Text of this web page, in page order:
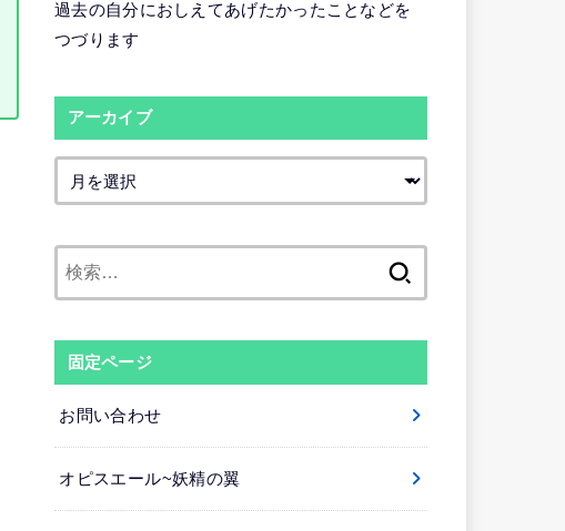
過去の自分におしえてあげたかったことなどを
つづります
アーカイブ
固定ページ
お問い合わせ
オピスエール~妖精の翼